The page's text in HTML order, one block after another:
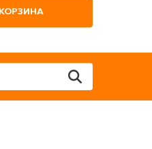
КОРЗИНА